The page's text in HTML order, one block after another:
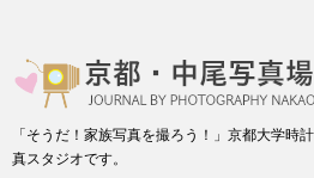
「そうだ！家族写真を撮ろう！」京都大学時
真スタジオです。